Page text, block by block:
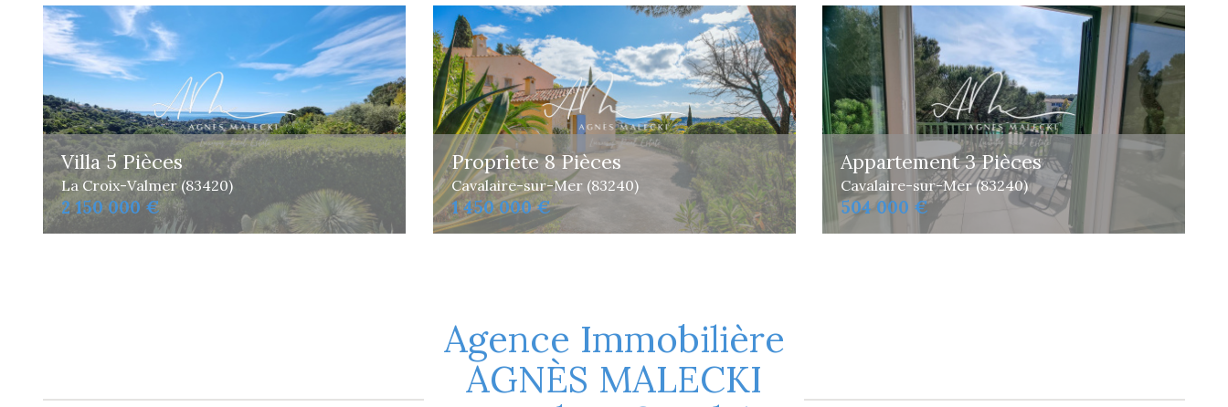
Villa 5 Pièces
La Croix-Valmer (83420)
2 150 000 €
Propriete 8 Pièces
Cavalaire-sur-Mer (83240)
1 450 000 €
Appartement 3 Pièces
Cavalaire-sur-Mer (83240)
504 000 €
Agence Immobilière
AGNÈS MALECKI